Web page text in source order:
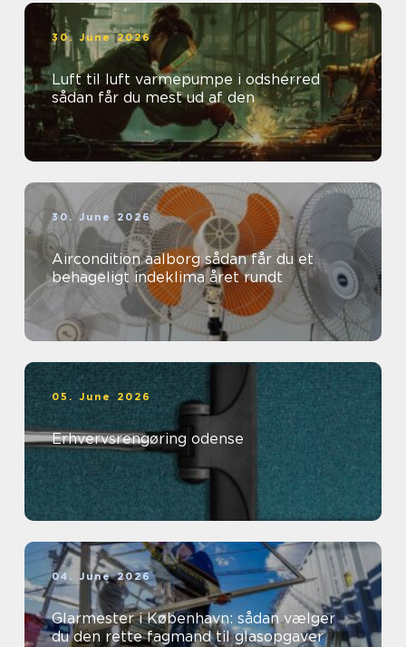
30. June 2026
Luft til luft varmepumpe i odsherred
sådan får du mest ud af den
30. June 2026
Aircondition aalborg sådan får du et
behageligt indeklima året rundt
05. June 2026
Erhvervsrengøring odense
04. June 2026
Glarmester i København: sådan vælger
du den rette fagmand til glasopgaver